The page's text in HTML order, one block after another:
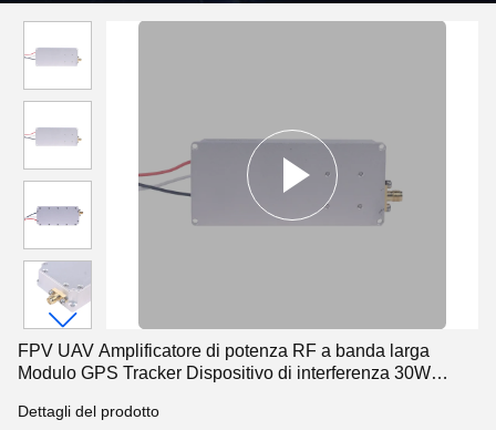
FPV UAV Amplificatore di potenza RF a banda larga
Modulo GPS Tracker Dispositivo di interferenza 30W
Dettagli del prodotto